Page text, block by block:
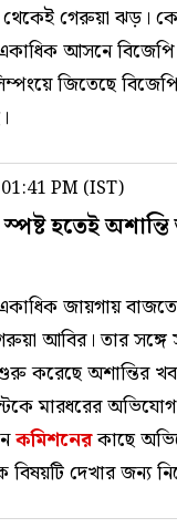
থেকেই গেরুয়া ঝড়।
আসনে বিজেপি
জিতেছে বিজেপি
PM (IST)
হতেই
জায়গায়
আবির। তার সঙ্গে
করেছে অশান্তির
মারধরের
কমিশনেরকাছে
দেখার জন্য